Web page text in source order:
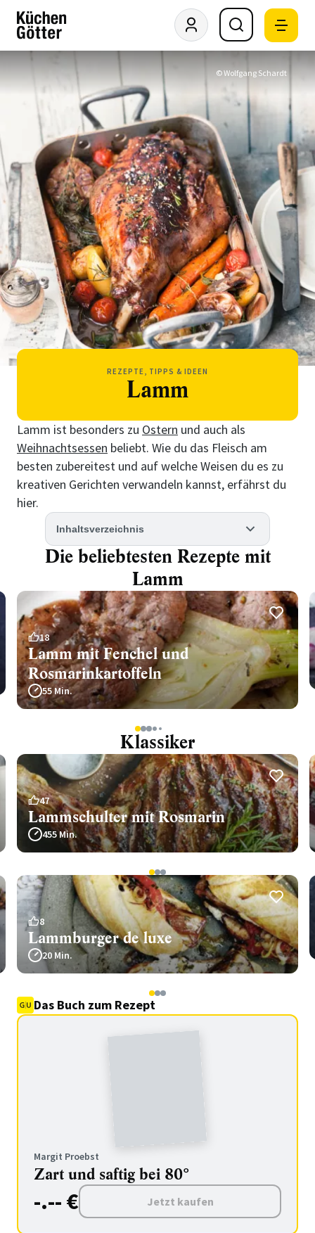
© Wolfgang Schardt
REZEPTE, TIPPS & IDEEN
Lamm
Lamm ist besonders zu Ostern und auch als
Weihnachtsessen beliebt. Wie du das Fleisch am
besten zubereitest und auf welche Weisen du es zu
kreativen Gerichten verwandeln kannst, erfährst du
hier.
Inhaltsverzeichnis
Die beliebtesten Rezepte mit
Lamm
18
Lamm mit Fenchel und
Rosmarinkartoffeln
55 Min.
1234 5
Klassiker
47
Lammschulter mit Rosmarin
455 Min.
123
8
Lammburger de luxe
20 Min.
123
Das Buch zum Rezept
Margit Proebst
Zart und saftig bei 80°
-.-- € Jetzt kaufen